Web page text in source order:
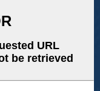
پتي:
بلڊنگ